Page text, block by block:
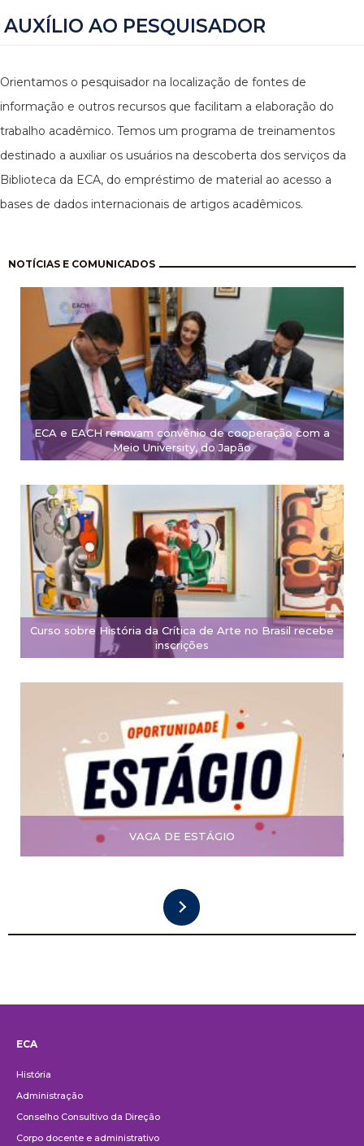
AUXÍLIO AO PESQUISADOR
Orientamos o pesquisador na localização de fontes de
informação e outros recursos que facilitam a elaboração do
trabalho acadêmico. Temos um programa de treinamentos
destinado a auxiliar os usuários na descoberta dos serviços da
Biblioteca da ECA, do empréstimo de material ao acesso a
bases de dados internacionais de artigos acadêmicos.
NOTÍCIAS E COMUNICADOS
ECA e EACH renovam convênio de cooperação com a
Meio University, do Japão
Curso sobre História da Crítica de Arte no Brasil recebe
inscrições
VAGA DE ESTÁGIO
Paginação
ECA
História
Administração
Conselho Consultivo da Direção
Corpo docente e administrativo